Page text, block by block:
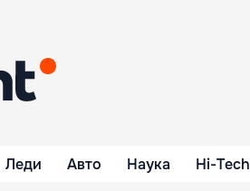
Леди Авто Наука Hi-Tech